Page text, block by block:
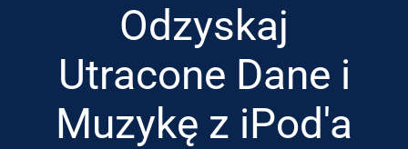
Odzyskaj
Utracone Dane i
Muzykę z iPod'a